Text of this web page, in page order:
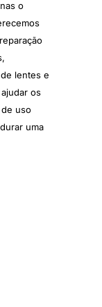
o
lentes e
os
uso
uma